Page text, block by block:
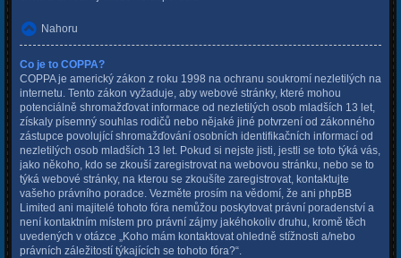
Nahoru
Co je to COPPA?
COPPA je americký zákon z roku 1998 na ochranu soukromí nezletilých na
internetu. Tento zákon vyžaduje, aby webové stránky, které mohou
potenciálně shromažďovat informace od nezletilých osob mladších 13 let,
získaly písemný souhlas rodičů nebo nějaké jiné potvrzení od zákonného
zástupce povolující shromažďování osobních identifikačních informací od
nezletilých osob mladších 13 let. Pokud si nejste jisti, jestli se toto týká vás,
jako někoho, kdo se zkouší zaregistrovat na webovou stránku, nebo se to
týká webové stránky, na kterou se zkoušíte zaregistrovat, kontaktujte
vašeho právního poradce. Vezměte prosím na vědomí, že ani phpBB
Limited ani majitelé tohoto fóra nemůžou poskytovat právní poradenství a
není kontaktním místem pro právní zájmy jakéhokoliv druhu, kromě těch
uvedených v otázce „Koho mám kontaktovat ohledně stížnosti a/nebo
právních záležitostí týkajících se tohoto fóra?“.